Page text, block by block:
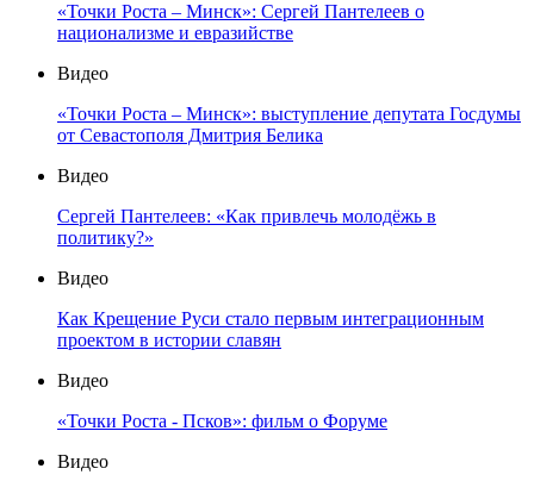
«Точки Роста – Минск»: Сергей Пантелеев о
национализме и евразийстве
Видео
«Точки Роста – Минск»: выступление депутата Госдумы
от Севастополя Дмитрия Белика
Видео
Сергей Пантелеев: «Как привлечь молодёжь в
политику?»
Видео
Как Крещение Руси стало первым интеграционным
проектом в истории славян
Видео
«Точки Роста - Псков»: фильм о Форуме
Видео